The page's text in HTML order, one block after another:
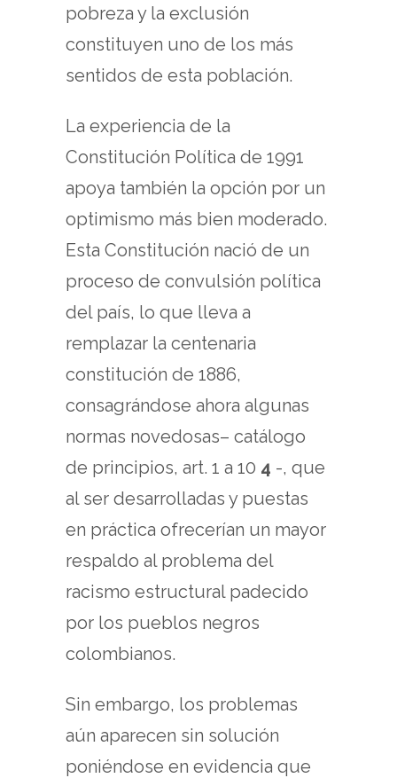
pobreza y la exclusión
constituyen uno de los más
sentidos de esta población.
La experiencia de la
Constitución Política de 1991
apoya también la opción por un
optimismo más bien moderado.
Esta Constitución nació de un
proceso de convulsión política
del país, lo que lleva a
remplazar la centenaria
constitución de 1886,
consagrándose ahora algunas
normas novedosas– catálogo
de principios, art. 1 a 10 4 -, que
al ser desarrolladas y puestas
en práctica ofrecerían un mayor
respaldo al problema del
racismo estructural padecido
por los pueblos negros
colombianos.
Sin embargo, los problemas
aún aparecen sin solución
poniéndose en evidencia que